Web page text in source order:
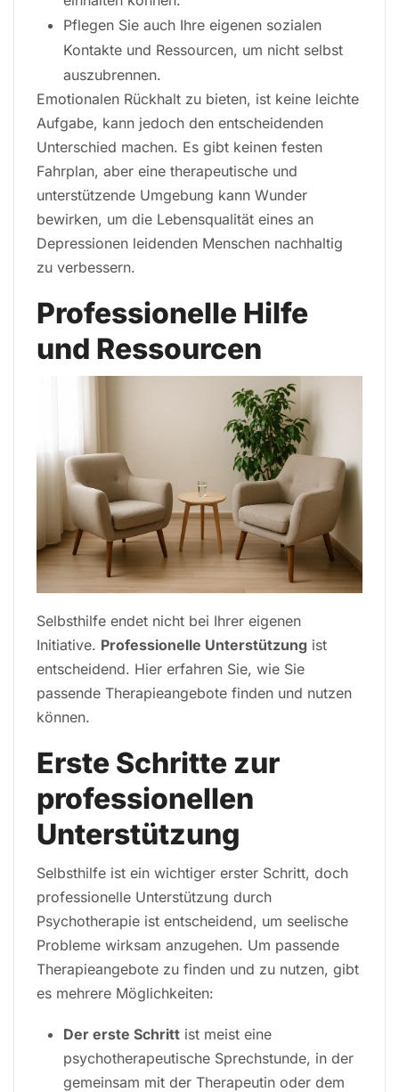
Pflegen Sie auch Ihre eigenen sozialen
Kontakte und Ressourcen, um nicht selbst
auszubrennen.
Emotionalen Rückhalt zu bieten, ist keine leichte
Aufgabe, kann jedoch den entscheidenden
Unterschied machen. Es gibt keinen festen
Fahrplan, aber eine therapeutische und
unterstützende Umgebung kann Wunder
bewirken, um die Lebensqualität eines an
Depressionen leidenden Menschen nachhaltig
zu verbessern.
Professionelle Hilfe
und Ressourcen
Selbsthilfe endet nicht bei Ihrer eigenen
Initiative. Professionelle Unterstützung ist
entscheidend. Hier erfahren Sie, wie Sie
passende Therapieangebote finden und nutzen
können.
Erste Schritte zur
professionellen
Unterstützung
Selbsthilfe ist ein wichtiger erster Schritt, doch
professionelle Unterstützung durch
Psychotherapie ist entscheidend, um seelische
Probleme wirksam anzugehen. Um passende
Therapieangebote zu finden und zu nutzen, gibt
es mehrere Möglichkeiten:
Der erste Schritt ist meist eine
psychotherapeutische Sprechstunde, in der
gemeinsam mit der Therapeutin oder dem